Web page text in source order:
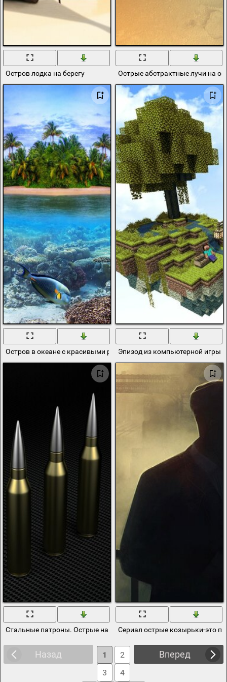
Остров лодка на берегу Острые абстрактные лучи на
Остров в океане с красивыми рыбками и черепахой
Эпизод из компьютерной игры
Стальные патроны. Острые наконечники пулиСериал острые козырьки-это
Назад Вперед
1
2
3
4